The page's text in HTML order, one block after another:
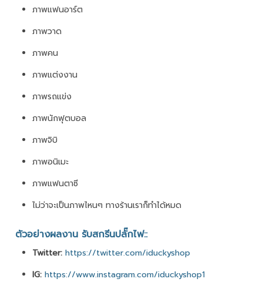
ภาพแฟนอาร์ต
ภาพวาด
ภาพคน
ภาพแต่งงาน
ภาพรถแข่ง
ภาพนักฟุตบอล
ภาพจิบิ
ภาพอนิเมะ
ภาพแฟนตาซี
ไม่ว่าจะเป็นภาพไหนๆ ทางร้านเราก็ทำได้หมด
ตัวอย่างผลงาน รับสกรีนปลั๊กไฟ::
Twitter: https://twitter.com/iduckyshop
IG: https://www.instagram.com/iduckyshop1